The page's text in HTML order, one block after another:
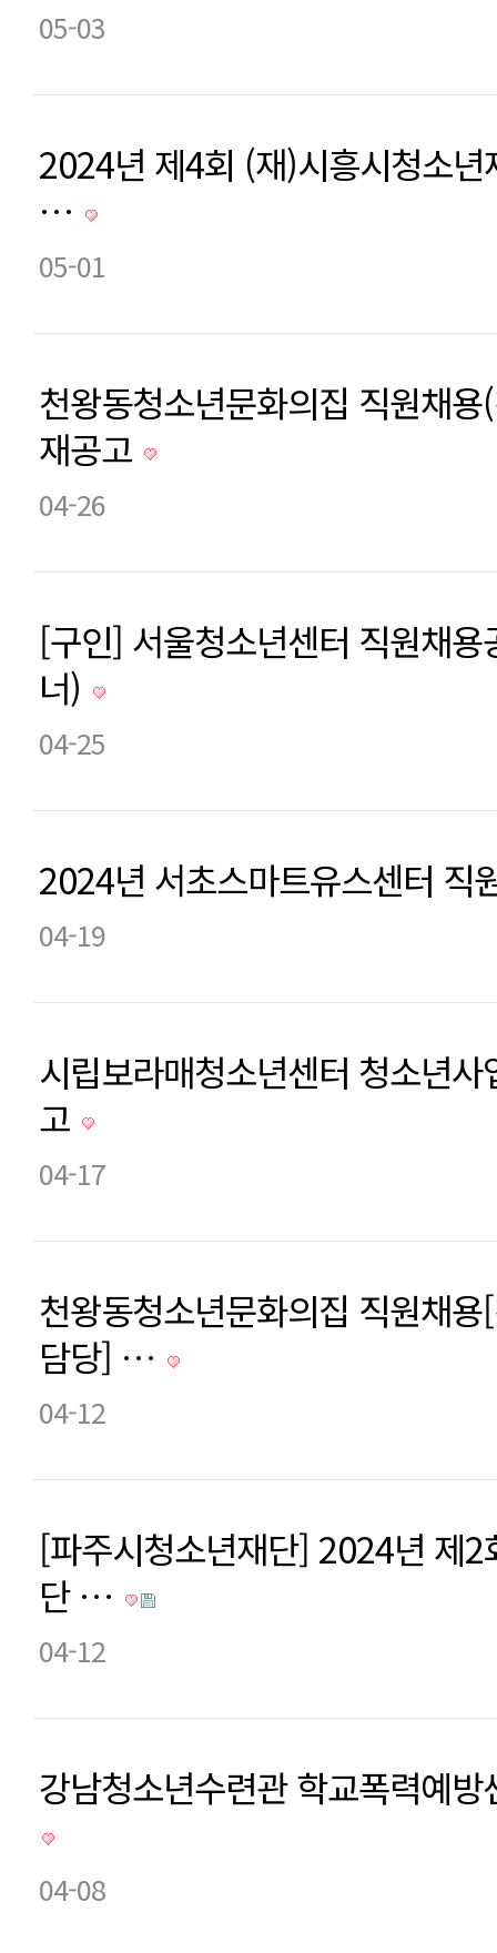
05-03
2024년 제4회 (재)시흥시청소년
…
05-01
천왕동청소년문화의집 직원채
재공고
04-26
[구인] 서울청소년센터 직원채
너)
04-25
2024년 서초스마트유스센터 직
04-19
시립보라매청소년센터 청소년
고
04-17
천왕동청소년문화의집 직원채
담당] …
04-12
[파주시청소년재단] 2024년 제2
단 …
04-12
강남청소년수련관 학교폭력예
04-08